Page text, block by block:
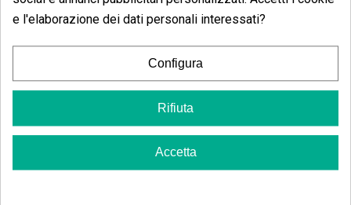
In interno, con un buon sistema di illuminazione e
dopo 9–10 settimane di fioritura, offrendo fiori
compatti, resinosi e con vistose tonalità viola alla fine
del ciclo.In esternosi adatta bene a climi temperati
e anche leggermente freschi, dove cresce con vigore
e può raggiungere produzioni superiori al chilo per
pianta in terra madre, con il raccolto pronto da inizio a
metà ottobre. La sua robustezza strutturale e la buona
resistenza generale a parassiti e funghi la rendono
un'ottima candidata per coltivazioni commerciali, così
e l'elaborazione dei dati personali interessati?
Configura
Rifiuta
Accetta